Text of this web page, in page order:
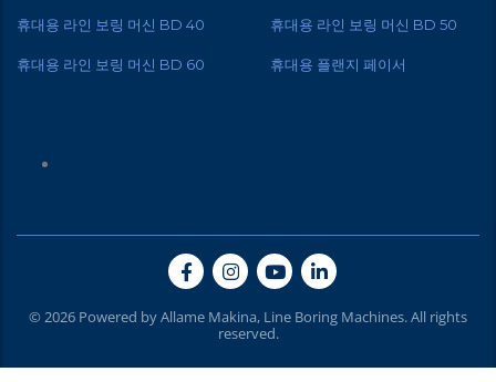
휴대용 라인 보링 머신 BD 40 휴대용 라인 보링 머신 BD 50
휴대용 라인 보링 머신 BD 60 휴대용 플랜지 페이서
© 2026 Powered by Allame Makina, Line Boring Machines. All rights
reserved.